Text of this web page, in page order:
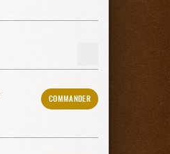
COMMANDER